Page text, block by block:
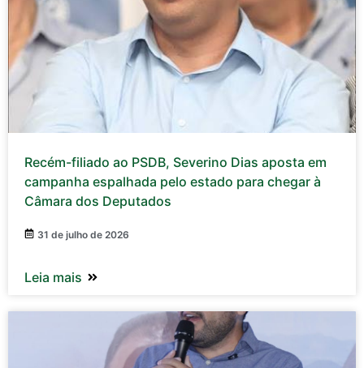
Recém-filiado ao PSDB, Severino Dias aposta em
campanha espalhada pelo estado para chegar à
Câmara dos Deputados
31 de julho de 2026
Leia mais